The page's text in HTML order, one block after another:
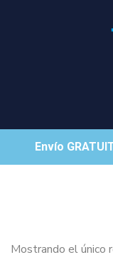
Envío
Mostrando el único